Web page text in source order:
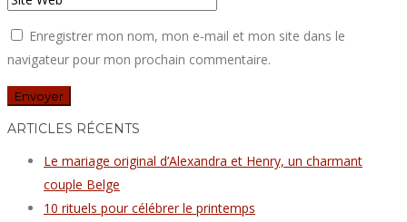
Enregistrer mon nom, mon e-mail et mon site dans le
navigateur pour mon prochain commentaire.
ARTICLES RÉCENTS
Le mariage original d’Alexandra et Henry, un charmant
couple Belge
10 rituels pour célébrer le printemps